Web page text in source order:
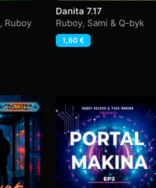
, Ruboy
Danita 7.17
Ruboy, Sami & Q-byk
1,60 €